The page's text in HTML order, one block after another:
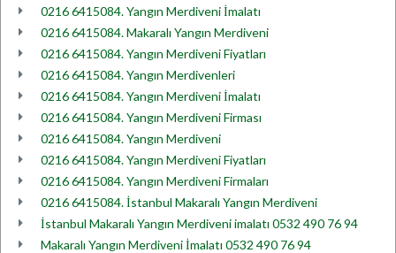
0216 6415084. Yangın Merdiveni İmalatı
0216 6415084. Makaralı Yangın Merdiveni
0216 6415084. Yangın Merdiveni Fiyatları
0216 6415084. Yangın Merdivenleri
0216 6415084. Yangın Merdiveni İmalatı
0216 6415084. Yangın Merdiveni Firması
0216 6415084. Yangın Merdiveni
0216 6415084. Yangın Merdiveni Fiyatları
0216 6415084. Yangın Merdiveni Firmaları
0216 6415084. İstanbul Makaralı Yangın Merdiveni
İstanbul Makaralı Yangın Merdiveni imalatı 0532 490 76 94
Makaralı Yangın Merdiveni İmalatı 0532 490 76 94